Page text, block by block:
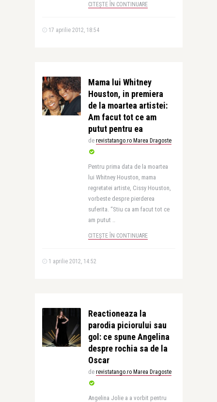
CITEȘTE ÎN CONTINUARE
17 aprilie 2012, 18:54
Mama lui Whitney
Houston, in premiera
de la moartea artistei:
Am facut tot ce am
putut pentru ea
de revistatango.ro Marea Dragoste
Pentru prima data de la moartea
lui Whitney Houston, mama
regretatei artiste, Cissy Houston,
vorbeste despre pierderea
suferita. “Stiu ca am facut tot ce
am putut ..
CITEȘTE ÎN CONTINUARE
1 aprilie 2012, 14:52
Reactioneaza la
parodia piciorului sau
gol: ce spune Angelina
despre rochia sa de la
Oscar
de revistatango.ro Marea Dragoste
Angelina Jolie a a vorbit pentru